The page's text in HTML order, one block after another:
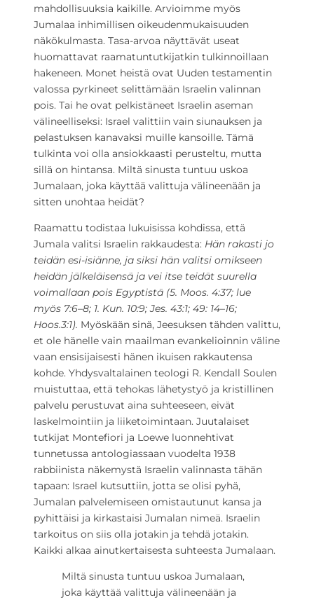
mahdollisuuksia kaikille. Arvioimme myös
Jumalaa inhimillisen oikeudenmukaisuuden
näkökulmasta. Tasa-arvoa näyttävät useat
huomattavat raamatuntutkijatkin tulkinnoillaan
hakeneen. Monet heistä ovat Uuden testamentin
valossa pyrkineet selittämään Israelin valinnan
pois. Tai he ovat pelkistäneet Israelin aseman
välineelliseksi: Israel valittiin vain siunauksen ja
pelastuksen kanavaksi muille kansoille. Tämä
tulkinta voi olla ansiokkaasti perusteltu, mutta
sillä on hintansa. Miltä sinusta tuntuu uskoa
Jumalaan, joka käyttää valittuja välineenään ja
sitten unohtaa heidät?
Raamattu todistaa lukuisissa kohdissa, että
Jumala valitsi Israelin rakkaudesta: Hän rakasti jo
teidän esi-isiänne, ja siksi hän valitsi omikseen
heidän jälkeläisensä ja vei itse teidät suurella
voimallaan pois Egyptistä (5. Moos. 4:37; lue
myös 7:6–8; 1. Kun. 10:9; Jes. 43:1; 49: 14–16;
Hoos.3:1). Myöskään sinä, Jeesuksen tähden valittu,
et ole hänelle vain maailman evankelioinnin väline
vaan ensisijaisesti hänen ikuisen rakkautensa
kohde. Yhdysvaltalainen teologi R. Kendall Soulen
muistuttaa, että tehokas lähetystyö ja kristillinen
palvelu perustuvat aina suhteeseen, eivät
laskelmointiin ja liiketoimintaan. Juutalaiset
tutkijat Montefiori ja Loewe luonnehtivat
tunnetussa antologiassaan vuodelta 1938
rabbiinista näkemystä Israelin valinnasta tähän
tapaan: Israel kutsuttiin, jotta se olisi pyhä,
Jumalan palvelemiseen omistautunut kansa ja
pyhittäisi ja kirkastaisi Jumalan nimeä. Israelin
tarkoitus on siis olla jotakin ja tehdä jotakin.
Kaikki alkaa ainutkertaisesta suhteesta Jumalaan.
Miltä sinusta tuntuu uskoa Jumalaan,
joka käyttää valittuja välineenään ja